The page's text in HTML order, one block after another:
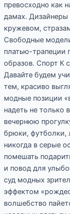
превосходно как
дамах. Дизайнеры
кружевом,
Свободные
платью-трапеции
образов. Спорт К
Давайте будем
тем, красиво
модные позиции
надеть не только
вечернюю
брюки, футболки,
никогда в серые
помешать
и повод для
суд модных
эффектом
волшебство